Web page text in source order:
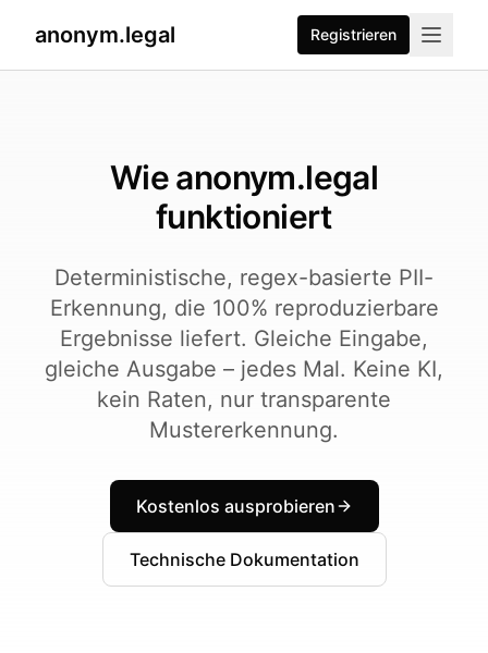
anonym.legal Registrieren
Wie anonym.legal
funktioniert
Deterministische, regex-basierte PII-
Erkennung, die 100% reproduzierbare
Ergebnisse liefert. Gleiche Eingabe,
gleiche Ausgabe – jedes Mal. Keine KI,
kein Raten, nur transparente
Mustererkennung.
Kostenlos ausprobieren
Technische Dokumentation